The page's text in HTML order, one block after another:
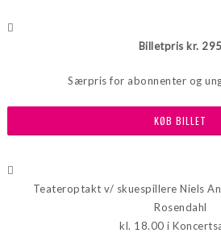
Billetpris kr. 295
Særpris for abonnenter og
KØB BILLET
Teateroptakt v/ skuespillere Niels
Rosendahl
kl. 18.00 i